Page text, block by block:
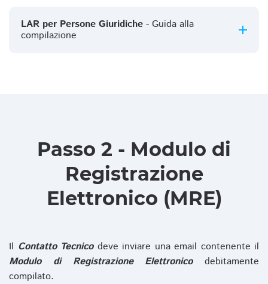
LAR per Persone Giuridiche - Guida alla
compilazione
Passo 2 - Modulo di
Registrazione
Elettronico (MRE)
Il Contatto Tecnicodeve inviare una email contenente il
Modulo di Registrazione Elettronicodebitamente
compilato.